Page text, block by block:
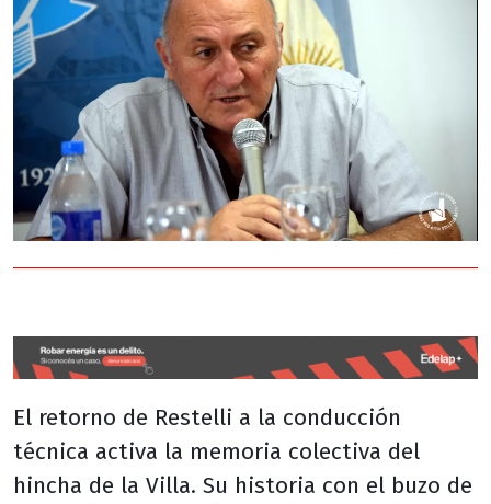
El retorno de Restelli a la conducción
técnica activa la memoria colectiva del
hincha de la Villa. Su historia con el buzo de